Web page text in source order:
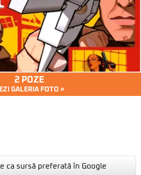
2 POZE
GALERIA FOTO »
ca sursă preferată în Google